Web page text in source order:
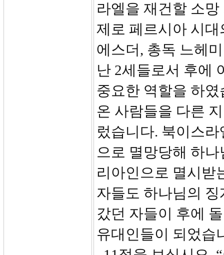
라엘을 재건할 소
제로 페르시아 시
에스더, 총독 느헤
난 2세들로서 후에
중요한 역할을 하
온 사람들을 다른
렀습니다. 북이스
으로 멸망당해 하
리아인으로 멸시받
자들도 하나님의
갔던 자들이 후에
유대인들이 되었습